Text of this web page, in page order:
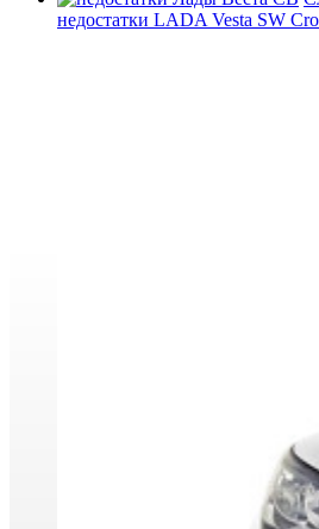
недостатки LADA Vesta SW